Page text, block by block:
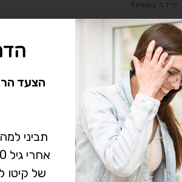
ירידה במשקל
כיצד מתגברים על רעב מוגבר
כיצד מתגברים על רעב מוגבר "אני חוזרת
למקרר ומחליטה להכין לי ארוחה כמו שצריך,
מספיק. לוקחת עוגיה, עוד עוגיה. פרי, מעדן
אין תגובות
הצעד
תביני
של קיטו